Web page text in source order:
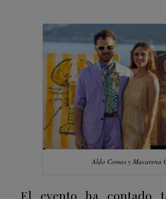
Aldo Comas y Macarena
El evento ha contado